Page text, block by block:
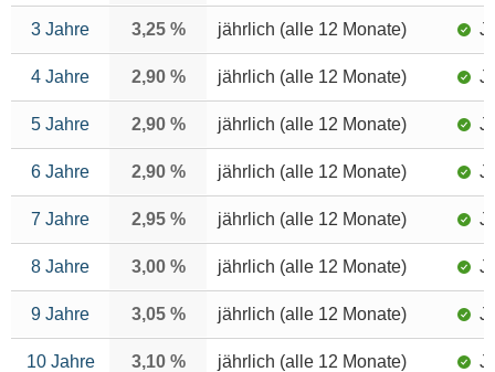
3 Jahre 3,25 % jährlich (alle 12 Monate)
4 Jahre 2,90 % jährlich (alle 12 Monate)
5 Jahre 2,90 % jährlich (alle 12 Monate)
6 Jahre 2,90 % jährlich (alle 12 Monate)
7 Jahre 2,95 % jährlich (alle 12 Monate)
8 Jahre 3,00 % jährlich (alle 12 Monate)
9 Jahre 3,05 % jährlich (alle 12 Monate)
10 Jahre 3,10 % jährlich (alle 12 Monate)